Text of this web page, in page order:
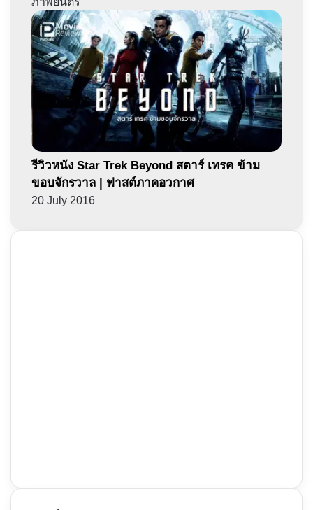
รีวิวหนัง Star Trek Beyond สตาร์ เทรค ข้าม
ขอบจักรวาล | ฟาสต์ภาคอวกาศ
20 July 2016